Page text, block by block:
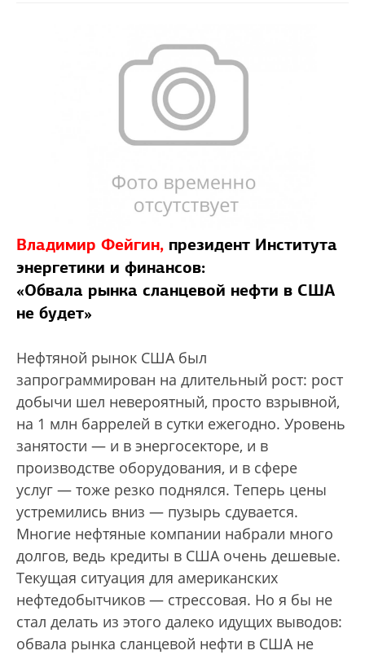
Владимир Фейгин, президент Института
энергетики и финансов:
«Обвала рынка сланцевой нефти в США
не будет»
Нефтяной рынок США был
запрограммирован на длительный рост: рост
добычи шел невероятный, просто взрывной,
на 1 млн баррелей в сутки ежегодно. Уровень
занятости — и в энергосекторе, и в
производстве оборудования, и в сфере
услуг — тоже резко поднялся. Теперь цены
устремились вниз — пузырь сдувается.
Многие нефтяные компании набрали много
долгов, ведь кредиты в США очень дешевые.
Текущая ситуация для американских
нефтедобытчиков — стрессовая. Но я бы не
стал делать из этого далеко идущих выводов:
обвала рынка сланцевой нефти в США не